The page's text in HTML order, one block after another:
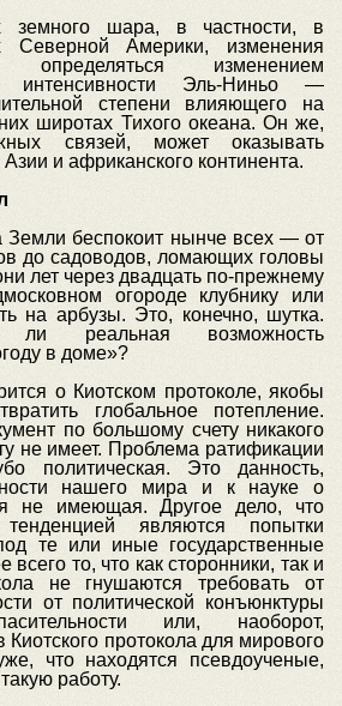
земного шара, в частности, в
Северной Америки, изменения
изменением
интенсивности Эль-Ниньо —
степени влияющего на
широтах Тихого океана. Он же,
связей, может оказывать
и африканского континента.
Земли беспокоит нынче всех — от
до садоводов, ломающих головы
лет через двадцать по-прежнему
огороде клубнику или
на арбузы. Это, конечно, шутка.
ли реальная возможность
в доме»?
о Киотском протоколе, якобы
глобальное потепление.
по большому счету никакого
не имеет. Проблема ратификации
политическая. Это данность,
нашего мира и к науке о
не имеющая. Другое дело, что
являются попытки
те или иные государственные
то, что как сторонники, так и
не гнушаются требовать от
от политической конъюнктуры
или, наоборот,
Киотского протокола для мирового
что находятся псевдоученые,
работу.